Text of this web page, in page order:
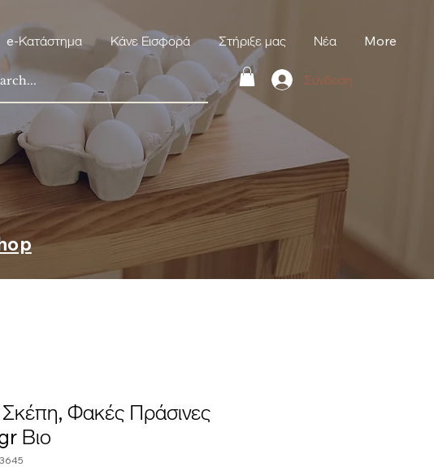
e-Κατάστημα Κάνε Εισφορά Στήριξε μας Νέα More
Σύνδεση
Σκέπη, Φακές Πράσινες
Βιο